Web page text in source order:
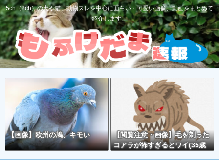
5ch（2ch）の犬や猫、動物スレを中心に面白い・可愛い画像、動画をまとめて
紹介します。
【画像】欧州の鳩、キモい
【閲覧注意・画像】毛を剃った
コアラが怖すぎるとワイ(35歳